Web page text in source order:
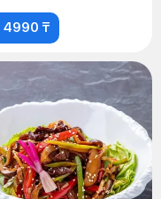
4990 ₸